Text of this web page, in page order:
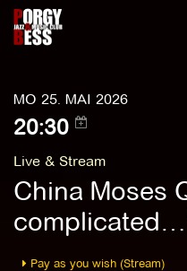
MO 25. MAI 2026
20:30
Live & Stream
China Moses
Pay as you wish (Stream)